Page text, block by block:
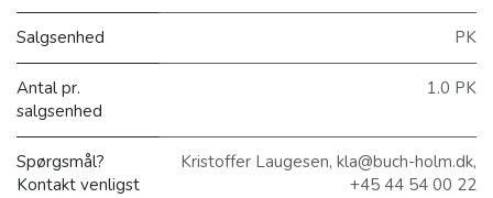
Salgsenhed PK
Antal pr.
salgsenhed
1.0 PK
Spørgsmål?
Kontakt venligst
Kristoffer Laugesen, kla@buch-holm.dk,
+45 44 54 00 22